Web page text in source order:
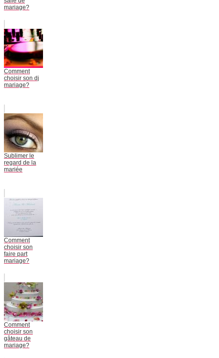
mariage?
Comment
choisir son dj
mariage?
Sublimer le
regard de la
mariée
Comment
choisir son
faire part
mariage?
Comment
choisir son
gâteau de
mariage?